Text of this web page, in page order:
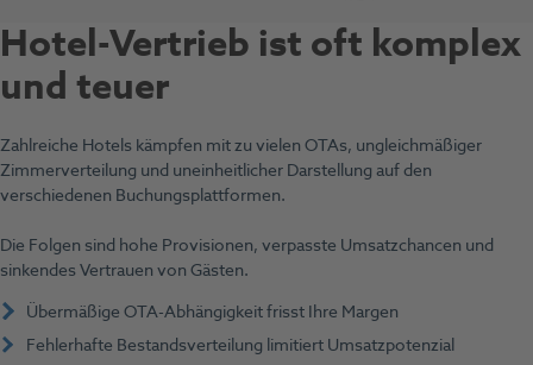
Hotel-Vertrieb ist oft komplex
und teuer
Zahlreiche Hotels kämpfen mit zu vielen OTAs, ungleichmäßiger
Zimmerverteilung und uneinheitlicher Darstellung auf den
verschiedenen Buchungsplattformen.
Die Folgen sind hohe Provisionen, verpasste Umsatzchancen und
sinkendes Vertrauen von Gästen.
Übermäßige OTA-Abhängigkeit frisst Ihre Margen
Fehlerhafte Bestandsverteilung limitiert Umsatzpotenzial